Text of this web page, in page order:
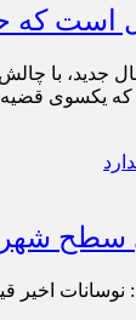
جدید، با
قضیه
سطح شهر
نوسانات